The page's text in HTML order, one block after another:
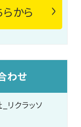
から
わせ
リクラッソ